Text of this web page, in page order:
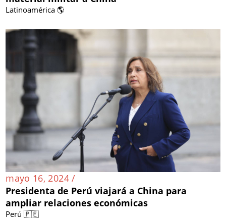
Latinoamérica 🌎
mayo 16, 2024 /
Presidenta de Perú viajará a China para
ampliar relaciones económicas
Perú 🇵🇪